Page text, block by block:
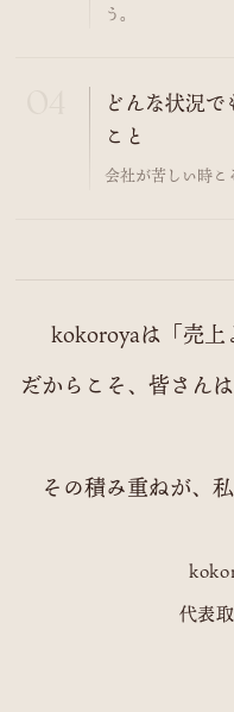
う。
どんな状況
こと
会社が苦しい時こ
kokoroyaは「売上
だからこそ、皆さん
その積み重ねが、
代表